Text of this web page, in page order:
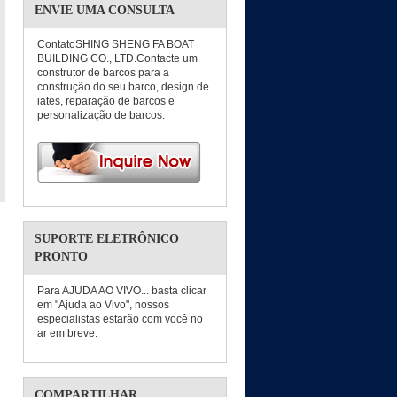
ENVIE UMA CONSULTA
ContatoSHING SHENG FA BOAT
BUILDING CO., LTD.Contacte um
construtor de barcos para a
construção do seu barco, design de
iates, reparação de barcos e
personalização de barcos.
SUPORTE ELETRÔNICO
PRONTO
Para AJUDA AO VIVO... basta clicar
em "Ajuda ao Vivo", nossos
especialistas estarão com você no
ar em breve.